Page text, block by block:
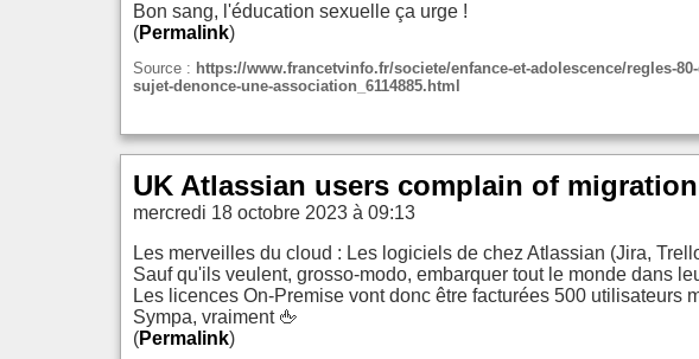
Bon sang, l'éducation sexuelle ça urge !
(Permalink)
Source : https://www.francetvinfo.fr/societe/enfance-et-adolescence/regles-
sujet-denonce-une-association_6114885.html
UK Atlassian users complain of
mercredi 18 octobre 2023 à 09:13
Les merveilles du cloud : Les logiciels de chez Atlassian (Jira,
Sauf qu'ils veulent, grosso-modo, embarquer tout le monde dans
Les licences On-Premise vont donc être facturées 500 utilisateurs
Sympa, vraiment 🖕
(Permalink)